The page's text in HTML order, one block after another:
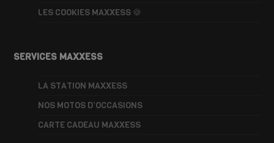
LES COOKIES MAXXESS 🍪
SERVICES MAXXESS
LA STATION MAXXESS
NOS MOTOS D’OCCASIONS
CARTE CADEAU MAXXESS